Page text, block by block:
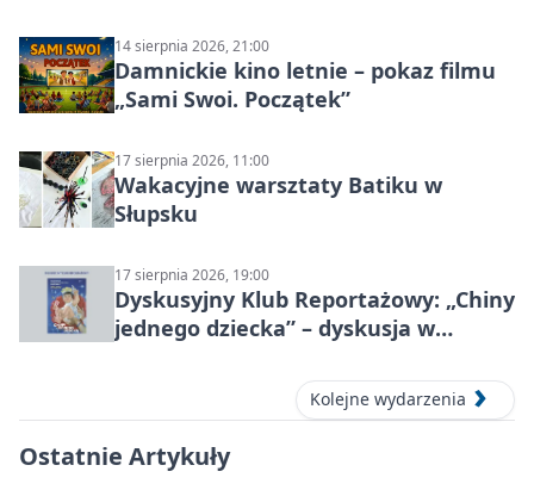
14 sierpnia 2026, 21:00
Damnickie kino letnie – pokaz filmu
„Sami Swoi. Początek”
17 sierpnia 2026, 11:00
Wakacyjne warsztaty Batiku w
Słupsku
17 sierpnia 2026, 19:00
Dyskusyjny Klub Reportażowy: „Chiny
jednego dziecka” – dyskusja w
Kolejne wydarzenia
Ostatnie Artykuły